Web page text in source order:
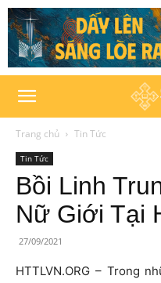
Trang chủ Tin Tức
Tin Tức
Bồi Linh
Nữ Giới Tại
27/09/2021
HTTLVN.ORG – Trong